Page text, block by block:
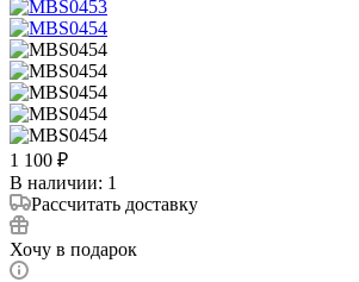
1 100 ₽
В наличии: 1
Рассчитать доставку
Хочу в подарок